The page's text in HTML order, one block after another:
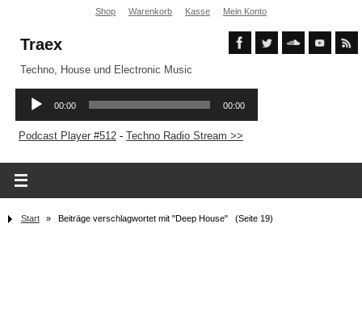
Shop Warenkorb Kasse Mein Konto
Traex
Techno, House und Electronic Music
Podcast Player #512- Techno Radio Stream >>
Start » Beiträge verschlagwortet mit "Deep House" (Seite 19)